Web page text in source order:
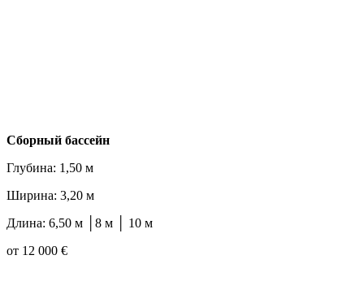
Cборный бассейн
Глубина: 1,50 м
Ширина: 3,20 м
Длина: 6,50 м │8 м │ 10 м
от 12 000 €